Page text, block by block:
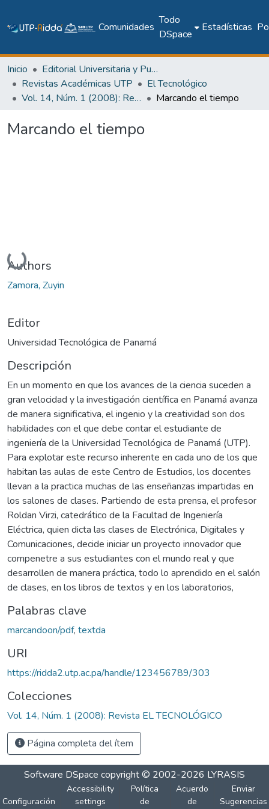
Comunidades
Todo
DSpace
Estadísticas
Inicio
Editorial Universitaria y Publicaciones Seriadas
Revistas Académicas UTP
El Tecnológico
Vol. 14, Núm. 1 (2008): Revista EL TECNOLÓGICO
Marcando el tiempo
Marcando el tiempo
Cargando...
Authors
Zamora, Zuyin
Editor
Universidad Tecnológica de Panamá
Descripción
En un momento en que los avances de la ciencia suceden a
gran velocidad y la investigación científica en Panamá avanza
de manera significativa, el ingenio y la creatividad son dos
habilidades con el que debe contar el estudiante de
ingeniería de la Universidad Tecnológica de Panamá (UTP).
Para explotar este recurso inherente en cada uno de los que
habitan las aulas de este Centro de Estudios, los docentes
llevan a la practica muchas de las enseñanzas impartidas en
los salones de clases. Partiendo de esta prensa, el profesor
Roldan Virzi, catedrático de la Facultad de Ingeniería
Eléctrica, quien dicta las clases de Electrónica, Digitales y
Comunicaciones, decide iniciar un proyecto innovador que
compenetre a sus estudiantes con el mundo real y que
desarrollen de manera práctica, todo lo aprendido en el salón
de clases, en los libros de textos y en los laboratorios,
Palabras clave
marcandoon/pdf, textda
URI
https://ridda2.utp.ac.pa/handle/123456789/303
Colecciones
Vol. 14, Núm. 1 (2008): Revista EL TECNOLÓGICO
Página completa del ítem
Software DSpace copyright © 2002-2026 LYRASIS
Configuración
Accessibility
settings
Política
de
Acuerdo
de
Enviar
Sugerencias